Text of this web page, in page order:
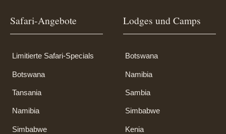
Safari-Angebote
Limitierte Safari-Specials
Botswana
Tansania
Namibia
Simbabwe
Lodges und Camps
Botswana
Namibia
Sambia
Simbabwe
Kenia